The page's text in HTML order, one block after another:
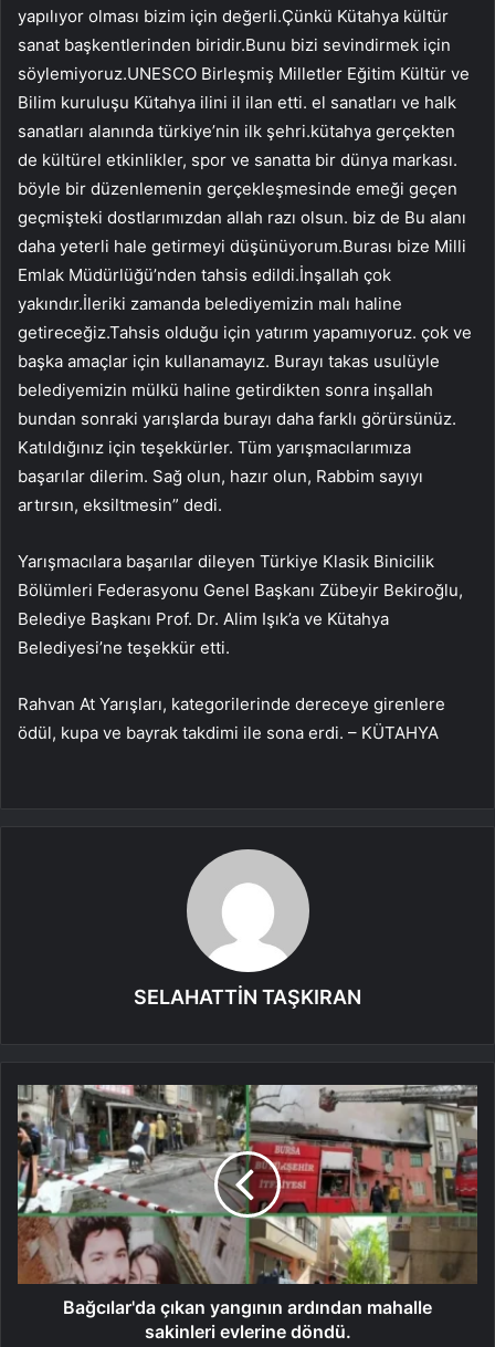
yapılıyor olması bizim için değerli.Çünkü Kütahya kültür
sanat başkentlerinden biridir.Bunu bizi sevindirmek için
söylemiyoruz.UNESCO Birleşmiş Milletler Eğitim Kültür ve
Bilim kuruluşu Kütahya ilini il ilan etti. el sanatları ve halk
sanatları alanında türkiye’nin ilk şehri.kütahya gerçekten
de kültürel etkinlikler, spor ve sanatta bir dünya markası.
böyle bir düzenlemenin gerçekleşmesinde emeği geçen
geçmişteki dostlarımızdan allah razı olsun. biz de Bu alanı
daha yeterli hale getirmeyi düşünüyorum.Burası bize Milli
Emlak Müdürlüğü’nden tahsis edildi.İnşallah çok
yakındır.İleriki zamanda belediyemizin malı haline
getireceğiz.Tahsis olduğu için yatırım yapamıyoruz. çok ve
başka amaçlar için kullanamayız. Burayı takas usulüyle
belediyemizin mülkü haline getirdikten sonra inşallah
bundan sonraki yarışlarda burayı daha farklı görürsünüz.
Katıldığınız için teşekkürler. Tüm yarışmacılarımıza
başarılar dilerim. Sağ olun, hazır olun, Rabbim sayıyı
artırsın, eksiltmesin” dedi.
Yarışmacılara başarılar dileyen Türkiye Klasik Binicilik
Bölümleri Federasyonu Genel Başkanı Zübeyir Bekiroğlu,
Belediye Başkanı Prof. Dr. Alim Işık’a ve Kütahya
Belediyesi’ne teşekkür etti.
Rahvan At Yarışları, kategorilerinde dereceye girenlere
ödül, kupa ve bayrak takdimi ile sona erdi. – KÜTAHYA
SELAHATTİN TAŞKIRAN
Bağcılar'da çıkan yangının ardından mahalle
sakinleri evlerine döndü.